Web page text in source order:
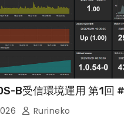
B受信環境運用 第1回
Rurineko